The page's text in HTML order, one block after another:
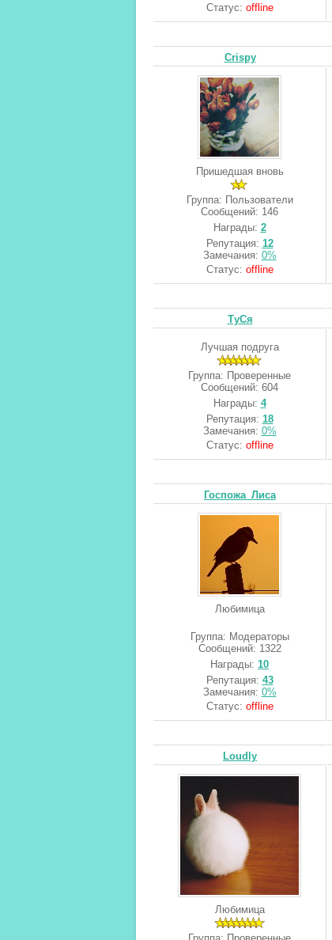
Статус: offline
Crispy
Пришедшая вновь
Группа: Пользователи
Сообщений: 146
Награды: 2
Репутация: 12
Замечания: 0%
Статус: offline
ТуСя
Лучшая подруга
Группа: Проверенные
Сообщений: 604
Награды: 4
Репутация: 18
Замечания: 0%
Статус: offline
Госпожа_Лиса
Любимица
Группа: Модераторы
Сообщений: 1322
Награды: 10
Репутация: 43
Замечания: 0%
Статус: offline
Loudly
Любимица